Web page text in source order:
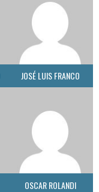
JOSÉ LUIS FRANCO
OSCAR ROLANDI